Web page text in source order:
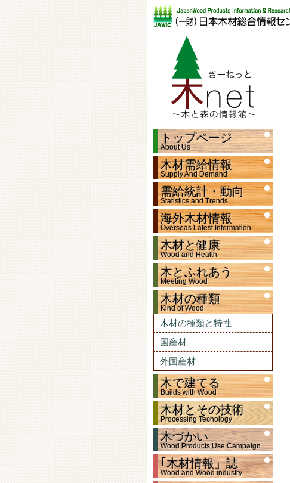
トップページ
About Us
木材需給情報
Supply And Demand
需給統計・動向
Statistics and Trends
海外木材情報
Overseas Latest Information
木材と健康
Wood and Health
木とふれあう
Meeting Wood
木材の種類
Kind of Wood
木材の種類と特性
国産材
外国産材
木で建てる
Builds with Wood
木材とその技術
Processing Tecnology
木づかい
Wood Products Use Campaign
｢木材情報」誌
Wood and Wood industry